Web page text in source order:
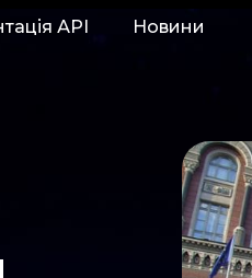
АРІ Новини